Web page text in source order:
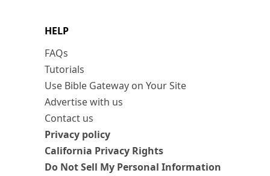
HELP
FAQs
Tutorials
Use Bible Gateway on Your Site
Advertise with us
Contact us
Privacy policy
California Privacy Rights
Do Not Sell My Personal Information